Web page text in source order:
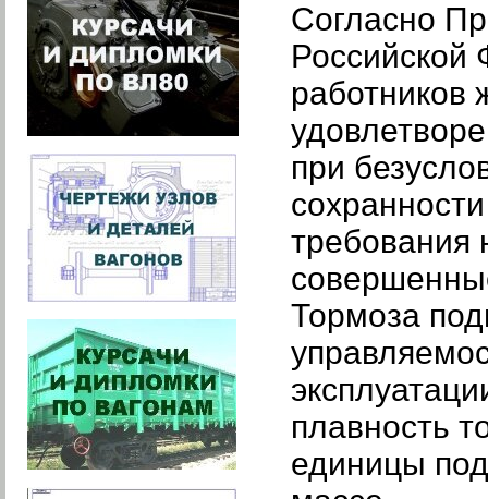
Согласно
Российской
работников
при
Тормоза
плавность
единицы